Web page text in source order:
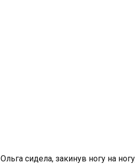
Ольга сидела, закинув ногу на